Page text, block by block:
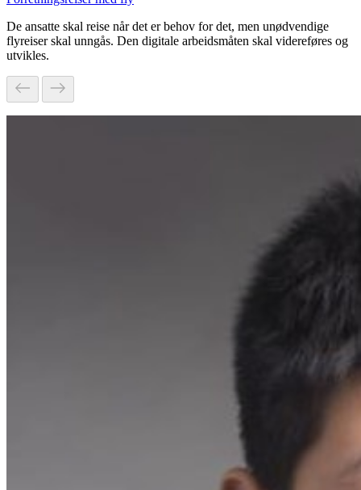
De ansatte skal reise når det er behov for det, men unødvendige
flyreiser skal unngås. Den digitale arbeidsmåten skal videreføres og
utvikles.